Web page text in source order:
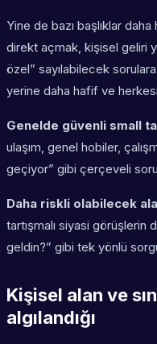
Yine de bazı başlıklar
direkt açmak, kişisel geliri
özel” sayılabilecek
yerine daha hafif ve
Genelde güvenli small
ulaşım, genel hobiler,
geçiyor” gibi çerçeveli
Daha riskli olabilecek
tartışmalı siyasi görüşlerin
geldin?” gibi tek yönlü
Kişisel alan ve
algılandığı